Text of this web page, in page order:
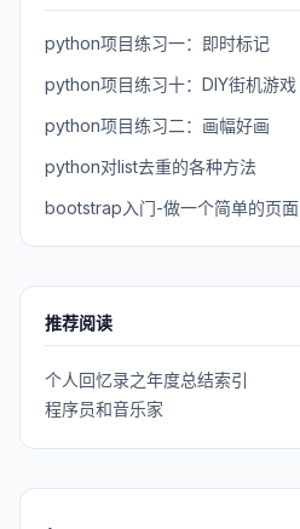
python项目练习一：即时标记
python项目练习十：DIY街机游戏
python项目练习二：画幅好画
python对list去重的各种方法
bootstrap入门-做一个简单的页面
推荐阅读
个人回忆录之年度总结索引
程序员和音乐家